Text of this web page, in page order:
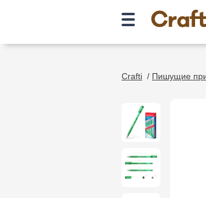
Crafti / Пишущие